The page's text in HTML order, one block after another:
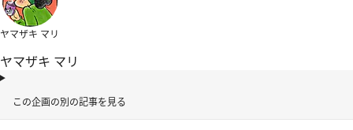
ヤマザキ マリ
ヤマザキ マリ
この企画の別の記事を見る